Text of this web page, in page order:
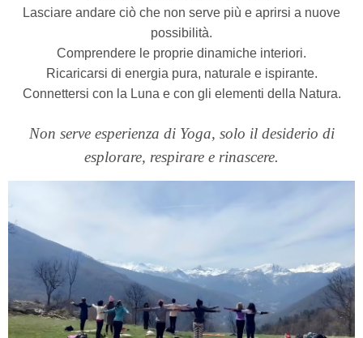
Lasciare andare ciò che non serve più e aprirsi a nuove
possibilità.
Comprendere le proprie dinamiche interiori.
Ricaricarsi di energia pura, naturale e ispirante.
Connettersi con la Luna e con gli elementi della Natura.
Non serve esperienza di Yoga, solo il desiderio di
esplorare, respirare e rinascere.